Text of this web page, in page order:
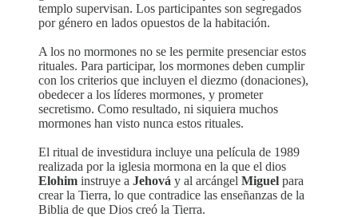
templo supervisan. Los participantes son segregados
por género en lados opuestos de la habitación.
A los no mormones no se les permite presenciar estos
rituales. Para participar, los mormones deben cumplir
con los criterios que incluyen el diezmo (donaciones),
obedecer a los líderes mormones, y prometer
secretismo. Como resultado, ni siquiera muchos
mormones han visto nunca estos rituales.
El ritual de investidura incluye una película de 1989
realizada por la iglesia mormona en la que el dios
Elohim instruye a Jehová y al arcángel Miguel para
crear la Tierra, lo que contradice las enseñanzas de la
Biblia de que Dios creó la Tierra.